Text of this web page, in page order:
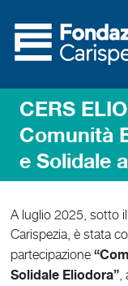
CERS
Comunità
e Solidale
A luglio 2025, sotto
Carispezia, è stata
partecipazione
Solidale Eliodora”,